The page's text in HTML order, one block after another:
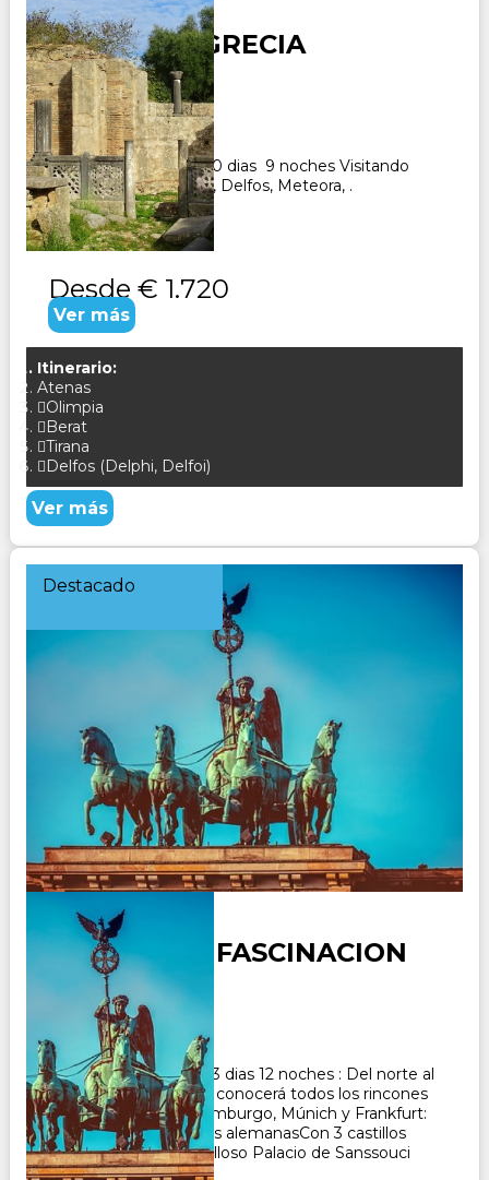
ALBANIA Y GRECIA
Duración:
10Días9Noches
Paquete Turistico de 10 dias 9 noches Visitando
Tirana, Atenas, Olimpia, Delfos, Meteora, .
CONSULTAR
Desde € 1.720
Ver más
Itinerario:
Atenas
Olimpia
Berat
Tirana
Delfos (Delphi, Delfoi)
Ver más
Destacado
ALEMANIA - FASCINACION
Duración:
13Días12 Noches
Paquete Turistico de 13 dias 12 noches : Del norte al
sur y del este al oeste: conocerá todos los rincones
de AlemaniaBerlín, Hamburgo, Múnich y Frankfurt:
descubra las metrópolis alemanasCon 3 castillos
románticos y el maravilloso Palacio de Sanssouci
CONSULTAR